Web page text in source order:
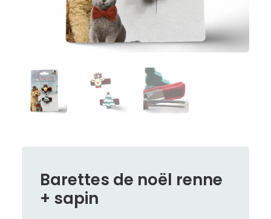
Barettes de noël renne
+ sapin